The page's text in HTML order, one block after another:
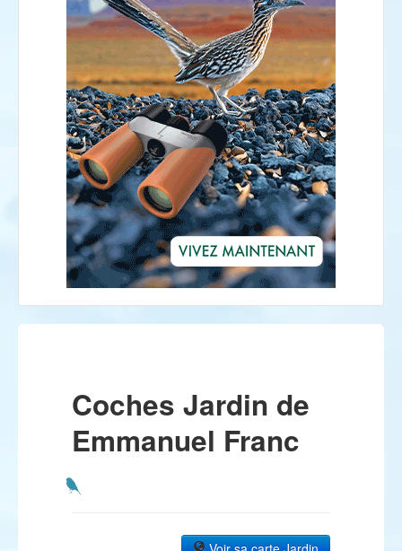
Coches Jardin de
Emmanuel Franc